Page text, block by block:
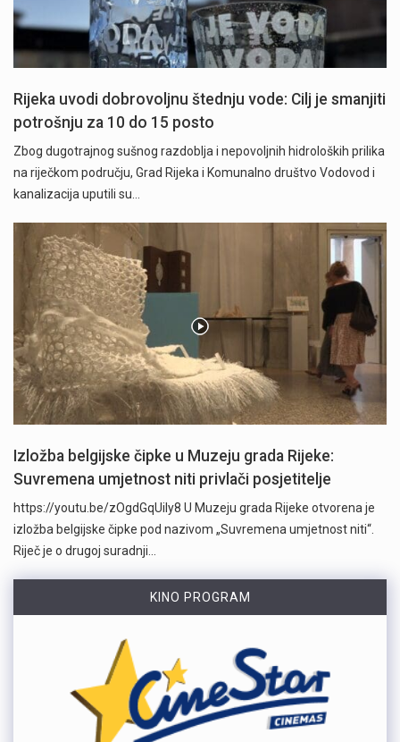
Rijeka uvodi dobrovoljnu štednju vode: Cilj je smanjiti
potrošnju za 10 do 15 posto
Zbog dugotrajnog sušnog razdoblja i nepovoljnih hidroloških prilika
na riječkom području, Grad Rijeka i Komunalno društvo Vodovod i
kanalizacija uputili su…
Izložba belgijske čipke u Muzeju grada Rijeke:
Suvremena umjetnost niti privlači posjetitelje
https://youtu.be/zOgdGqUily8 U Muzeju grada Rijeke otvorena je
izložba belgijske čipke pod nazivom „Suvremena umjetnost niti“.
Riječ je o drugoj suradnji…
KINO PROGRAM